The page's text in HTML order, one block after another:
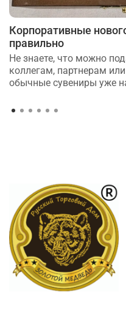
Корпоративные
правильно
Не знаете, что можно
коллегам, партнерам
обычные сувениры уже